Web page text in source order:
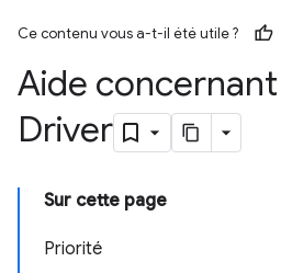
Ce contenu vous a-t-il été utile ?
Aide
Driver
Sur cette page
Priorité